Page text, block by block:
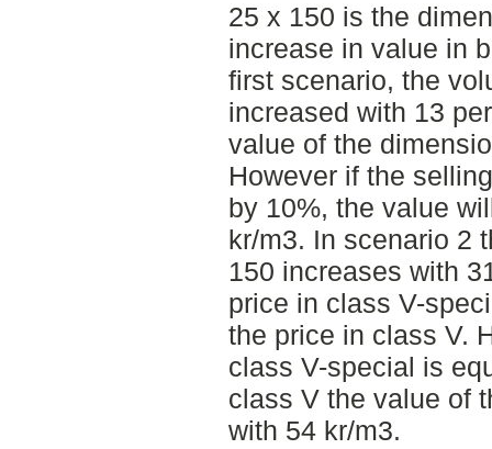
25 x 150 is the
increase in value in
first scenario, the
increased with 13
value of the
However if the
by 10%, the value
kr/m3. In scenario 2
150 increases with
price in class V-
the price in class V.
class V-special is
class V the value of
with 54 kr/m3.